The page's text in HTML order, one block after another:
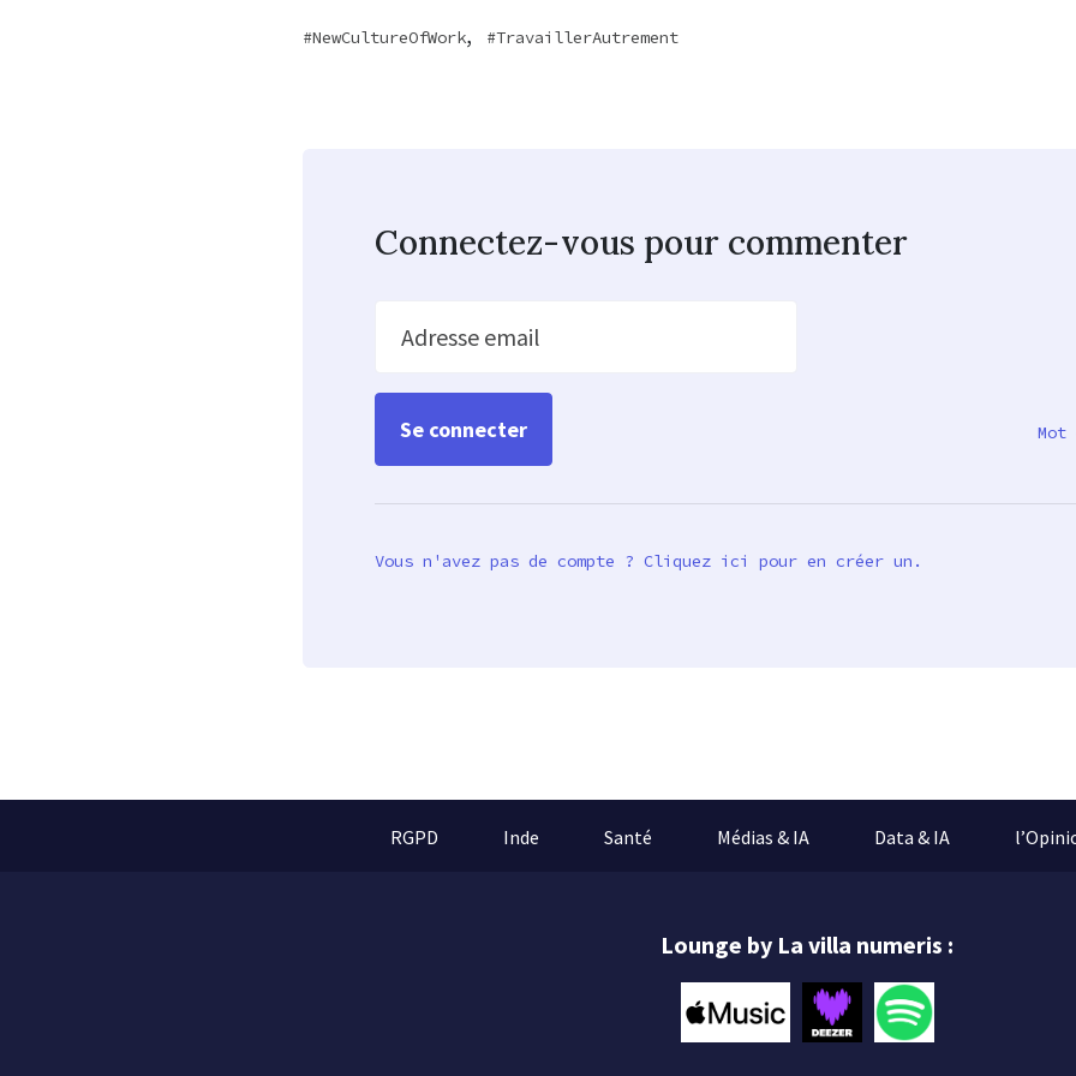
NewCultureOfWork, TravaillerAutrement
Connectez-vous pour commenter
Adresse email
Mot
Vous n'avez pas de compte ? Cliquez ici pour en créer un.
RGPD Inde Santé Médias & IA Data & IA
Lounge by La villa numeris :